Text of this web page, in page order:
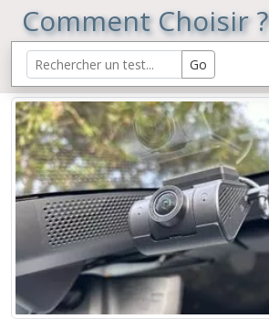
Comment Choisir ?